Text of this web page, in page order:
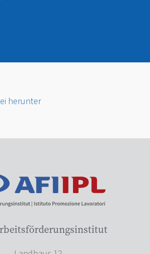
herunter